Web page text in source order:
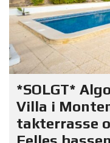
*SOLGT*
Villa i
takterrasse